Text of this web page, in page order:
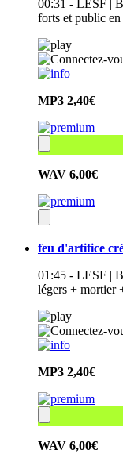
00:31 - LESF |
forts et public
MP3 2,40€
WAV 6,00€
feu d'artifice
01:45 - LESF |
légers + mortier
MP3 2,40€
WAV 6,00€